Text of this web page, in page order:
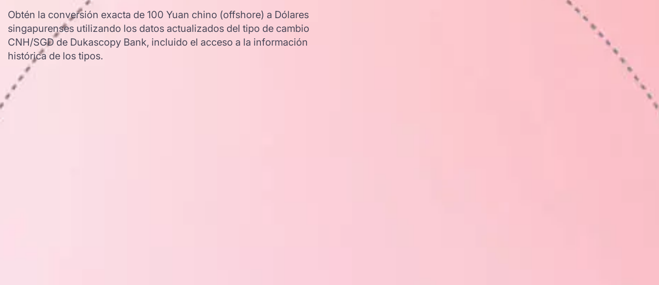
Obtén la conversión exacta de 100 Yuan chino (offshore) a Dólares
singapurenses utilizando los datos actualizados del tipo de cambio
CNH/SGD de Dukascopy Bank, incluido el acceso a la información
histórica de los tipos.